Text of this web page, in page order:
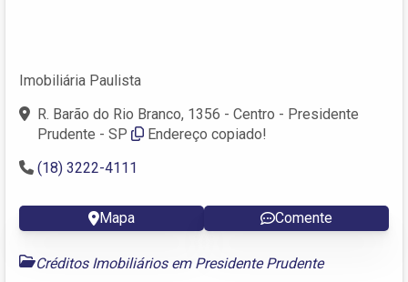
Imobiliária Paulista
R. Barão do Rio Branco, 1356 - Centro - Presidente
Prudente - SP
Endereço copiado!
(18) 3222-4111
Mapa Comente
Créditos Imobiliários em Presidente Prudente